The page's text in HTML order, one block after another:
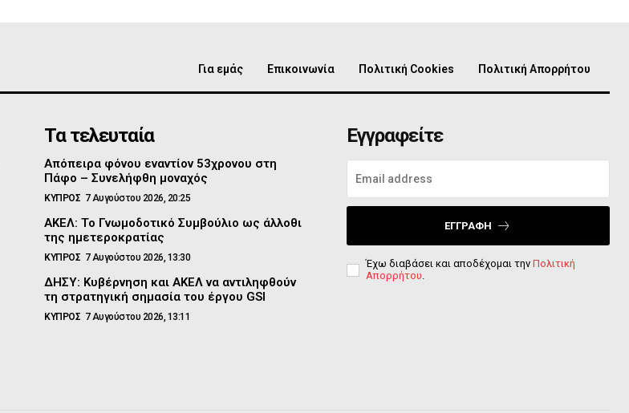
Για εμάς Επικοινωνία Πολιτική Cookies Πολιτική Απορρήτου
Τα τελευταία
Απόπειρα φόνου εναντίον 53χρονου στη
Πάφο – Συνελήφθη μοναχός
ΚΥΠΡΟΣ 7 Αυγούστου 2026, 20:25
ΑΚΕΛ: Το Γνωμοδοτικό Συμβούλιο ως άλλοθι
της ημετεροκρατίας
ΚΥΠΡΟΣ 7 Αυγούστου 2026, 13:30
ΔΗΣΥ: Κυβέρνηση και ΑΚΕΛ να αντιληφθούν
τη στρατηγική σημασία του έργου GSI
ΚΥΠΡΟΣ 7 Αυγούστου 2026, 13:11
Εγγραφείτε
ΕΓΓΡΑΦΉ
Έχω διαβάσει και αποδέχομαι την Πολιτική
Απορρήτου.